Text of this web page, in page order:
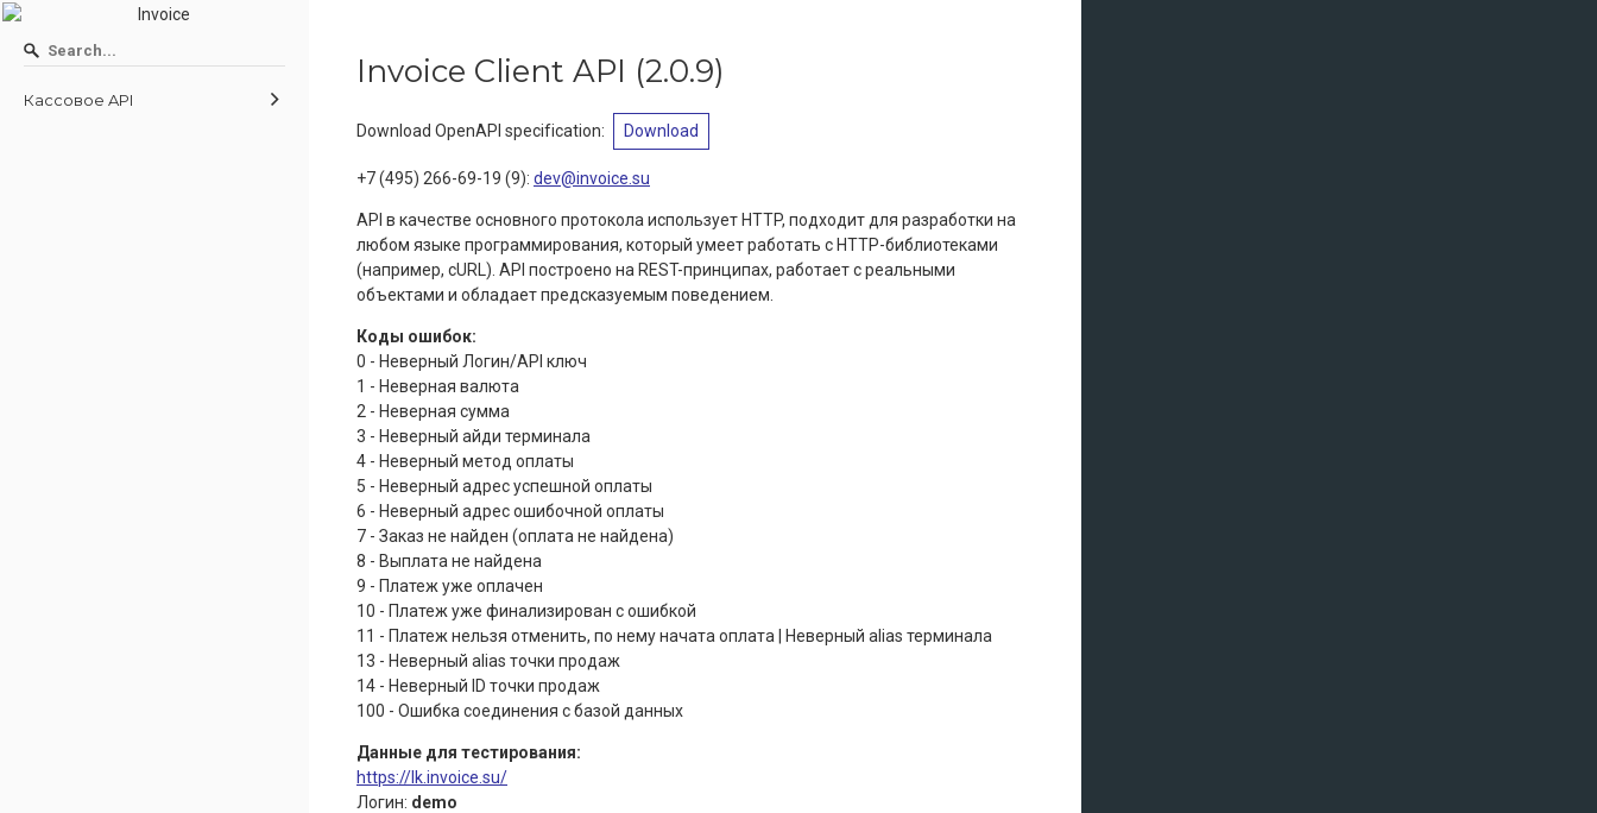
Кассовое API
Invoice Client API (2.0.9)
Download OpenAPI specification: Download
+7 (495) 266-69-19 (9): dev@invoice.su
API в качестве основного протокола использует HTTP, подходит для разработки на
любом языке программирования, который умеет работать с HTTP-библиотеками
(например, cURL). API построено на REST-принципах, работает с реальными
объектами и обладает предсказуемым поведением.
Коды ошибок:
0 - Неверный Логин/API ключ
1 - Неверная валюта
2 - Неверная сумма
3 - Неверный айди терминала
4 - Неверный метод оплаты
5 - Неверный адрес успешной оплаты
6 - Неверный адрес ошибочной оплаты
7 - Заказ не найден (оплата не найдена)
8 - Выплата не найдена
9 - Платеж уже оплачен
10 - Платеж уже финализирован с ошибкой
11 - Платеж нельзя отменить, по нему начата оплата | Неверный alias терминала
13 - Неверный alias точки продаж
14 - Неверный ID точки продаж
100 - Ошибка соединения с базой данных
Данные для тестирования:
https://lk.invoice.su/
Логин: demo